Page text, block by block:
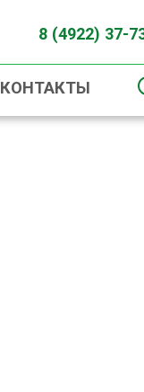
8 (4922) 37-
КОНТАКТЫ